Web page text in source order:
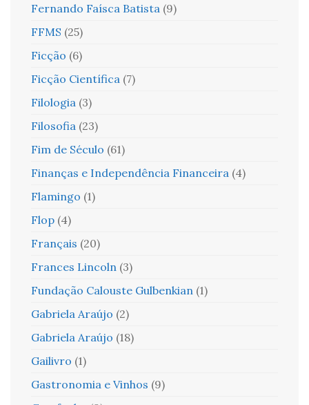
Fernando Faísca Batista (9)
FFMS (25)
Ficção (6)
Ficção Científica (7)
Filologia (3)
Filosofia (23)
Fim de Século (61)
Finanças e Independência Financeira (4)
Flamingo (1)
Flop (4)
Français (20)
Frances Lincoln (3)
Fundação Calouste Gulbenkian (1)
Gabriela Araújo (2)
Gabriela Araújo (18)
Gailivro (1)
Gastronomia e Vinhos (9)